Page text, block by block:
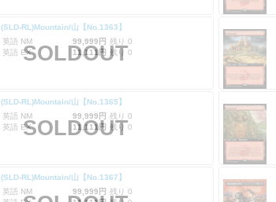
(SLD-RL)Mountain/山【No.1363】
英語 NM
99,999円 残り 0
英語 EX
11,111円 残り 0
SOLDOUT
(SLD-RL)Mountain/山【No.1365】
英語 NM
99,999円 残り 0
英語 EX
11,111円 残り 0
SOLDOUT
(SLD-RL)Mountain/山【No.1367】
英語 NM
99,999円 残り 0